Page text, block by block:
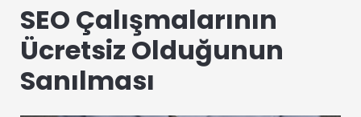
SEO Çalışmalarının
Ücretsiz Olduğunun
Sanılması